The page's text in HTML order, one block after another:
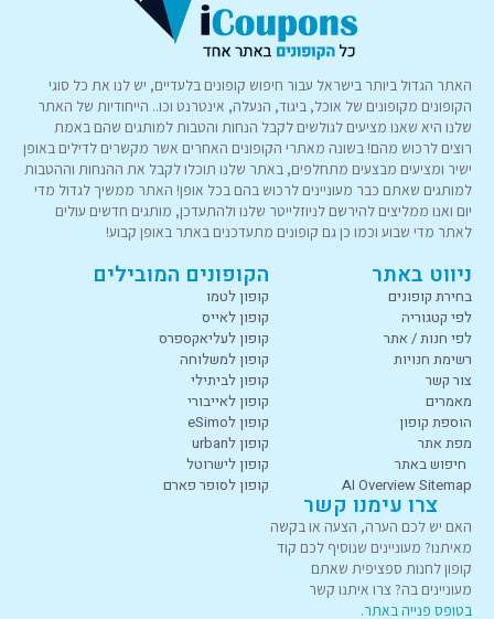
האתר הגדול ביותר בישראל עבור חיפוש קופונים בלעדיים, יש לנו את כל סוגי
הקופונים מקופונים של אוכל, ביגוד, הנעלה, אינטרנט וכו.. הייחודיות של האתר
שלנו היא שאנו מציעים לגולשים לקבל הנחות והטבות למותגים שהם באמת
רוצים לרכוש מהם! בשונה מאתרי הקופונים האחרים אשר מקשרים לדילים באופן
ישיר ומציעים מבצעים מתחלפים, באתר שלנו תוכלו לקבל את ההנחות וההטבות
למותגים שאתם כבר מעוניינים לרכוש בהם בכל אופן! האתר ממשיך לגדול מדי
יום ואנו ממליצים להירשם לניוזלייטר שלנו ולהתעדכן, מותגים חדשים עולים
לאתר מדי שבוע וכמו כן גם קופונים מתעדכנים באתר באופן קבוע!
ניווט באתר
בחירת קופונים
לפי קטגוריה
לפי חנות / אתר
רשימת חנויות
צור קשר
מאמרים
הוספת קופון
מפת אתר
חיפוש באתר
AI Overview Sitemap
הקופונים המובילים
קופון לטמו
קופון לאייס
קופון לעליאקספרס
קופון למשלוחה
קופון לביתילי
קופון לאייבורי
קופון לeSimo
קופון לurban
קופון לישרוטל
קופון לסופר פארם
צרו עימנו קשר
האם יש לכם הערה, הצעה או בקשה
מאיתנו? מעוניינים שנוסיף לכם קוד
קופון לחנות ספציפית שאתם
מעוניינים בה? צרו איתנו קשר
בטופס פנייה באתר.